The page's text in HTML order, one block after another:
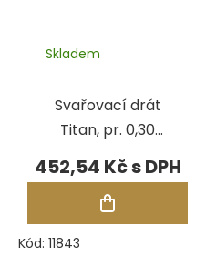
Svařovací drát
Titan, pr. 0,30
mm, 100 cm
Skladem
452,54 Kč
Kód: 11843